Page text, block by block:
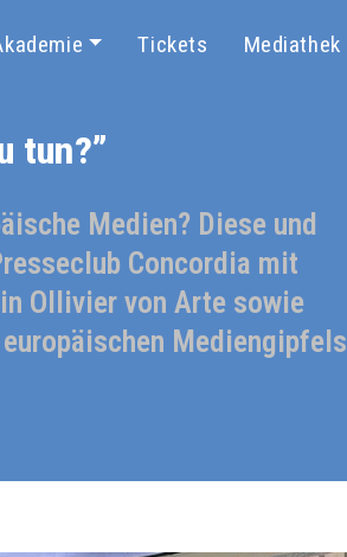
Tickets Mediathek
tun?”
Medien? Diese und
Concordia mit
Ollivier von Arte sowie
Mediengipfels